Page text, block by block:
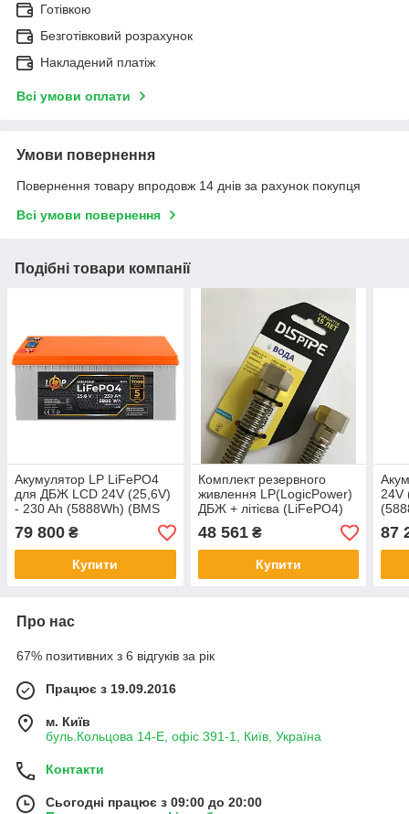
Готівкою
Безготівковий розрахунок
Накладений платіж
Всі умови оплати
Умови повернення
Повернення товару впродовж 14 днів за рахунок покупця
Всі умови повернення
Подібні товари компанії
Акумулятор LP LiFePO4
для ДБЖ LCD 24V (25,6V)
- 230 Ah (5888Wh) (BMS
80A/40A) пластик
79 800 ₴
Купити
Комплект резервного
живлення LP(LogicPower)
ДБЖ + літієва (LiFePO4)
батарея (UPS В1500 +
АКБ LiFePO4 4096W)
48 561₴
Купити
24V
ДБЖ
87
Про нас
67% позитивних з 6 відгуків за рік
Працює з 19.09.2016
м. Київ
буль.Кольцова 14-Е, офіс 391-1, Київ, Україна
Контакти
Сьогодні працює з 09:00 до 20:00